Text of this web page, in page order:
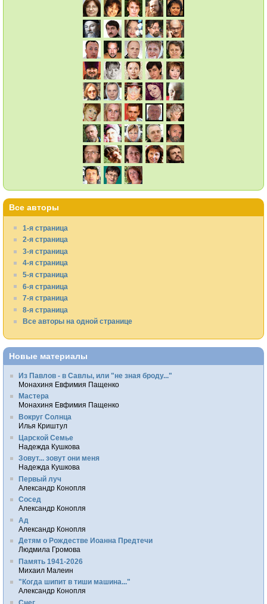
Все авторы
1-я страница
2-я страница
3-я страница
4-я страница
5-я страница
6-я страница
7-я страница
8-я страница
Все авторы на одной странице
Новые материалы
Из Павлов - в Савлы, или "не зная броду..."
Монахиня Евфимия Пащенко
Мастера
Монахиня Евфимия Пащенко
Вокруг Солнца
Илья Криштул
Царской Семье
Надежда Кушкова
Зовут... зовут они меня
Надежда Кушкова
Первый луч
Александр Конопля
Сосед
Александр Конопля
Ад
Александр Конопля
Детям о Рождестве Иоанна Предтечи
Людмила Громова
Память 1941-2026
Михаил Малеин
"Когда шипит в тиши машина..."
Александр Конопля
Снег